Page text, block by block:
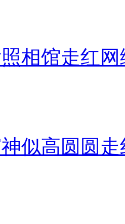
相馆走红网
似高圆圆走